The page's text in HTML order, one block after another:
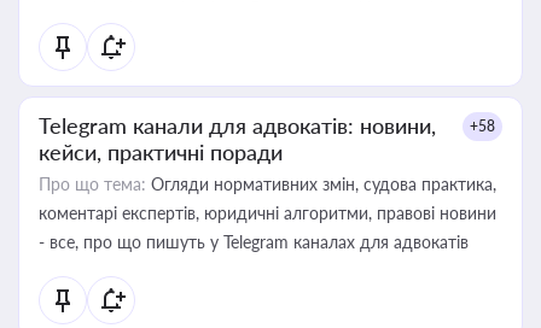
Telegram канали для адвокатів: новини,
кейси, практичні поради
+58
Про що тема: Огляди нормативних змін, судова практика,
коментарі експертів, юридичні алгоритми, правові новини
- все, про що пишуть у Telegram каналах для адвокатів